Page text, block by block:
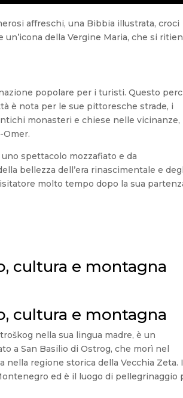
affreschi, una Bibbia illustrata, croci
della Vergine Maria, che si
popolare per i turisti. Questo
è nota per le sue pittoresche strade, i
monasteri e chiese nelle vicinanze,
Omer.
spettacolo mozzafiato e da
bellezza dell’era rinascimentale e
molto tempo dopo la sua
cultura e montagna
cultura e montagna
nella sua lingua madre, è un
a San Basilio di Ostrog, che morì nel
nella regione storica della Vecchia Zeta.
ed è il luogo di pellegrinaggio